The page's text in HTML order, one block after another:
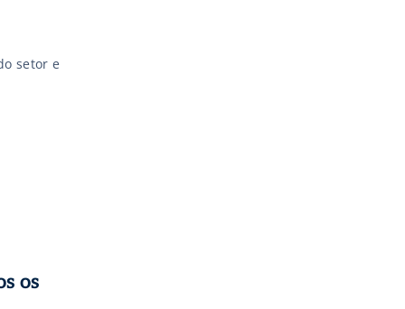
setor e
os